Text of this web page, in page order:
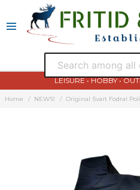
LEISURE • HOBBY •
Home NEWS! Original Svart Fodral